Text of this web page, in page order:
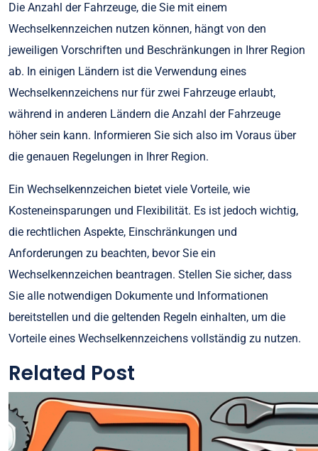
Die Anzahl der Fahrzeuge, die Sie mit einem
Wechselkennzeichen nutzen können, hängt von den
jeweiligen Vorschriften und Beschränkungen in Ihrer Region
ab. In einigen Ländern ist die Verwendung eines
Wechselkennzeichens nur für zwei Fahrzeuge erlaubt,
während in anderen Ländern die Anzahl der Fahrzeuge
höher sein kann. Informieren Sie sich also im Voraus über
die genauen Regelungen in Ihrer Region.
Ein Wechselkennzeichen bietet viele Vorteile, wie
Kosteneinsparungen und Flexibilität. Es ist jedoch wichtig,
die rechtlichen Aspekte, Einschränkungen und
Anforderungen zu beachten, bevor Sie ein
Wechselkennzeichen beantragen. Stellen Sie sicher, dass
Sie alle notwendigen Dokumente und Informationen
bereitstellen und die geltenden Regeln einhalten, um die
Vorteile eines Wechselkennzeichens vollständig zu nutzen.
Related Post